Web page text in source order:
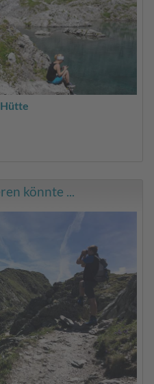
könnte ...